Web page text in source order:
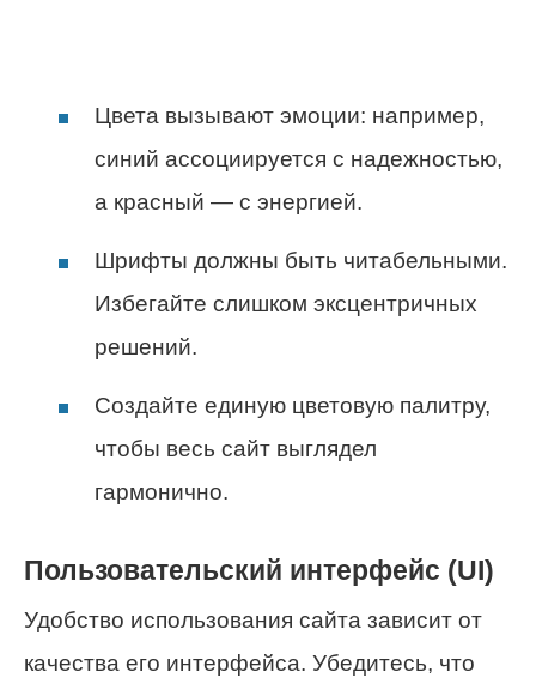
Цвета вызывают эмоции: например,
синий ассоциируется с надежностью,
а красный — с энергией.
Шрифты должны быть читабельными.
Избегайте слишком эксцентричных
решений.
Создайте единую цветовую палитру,
чтобы весь сайт выглядел
гармонично.
Пользовательский интерфейс (UI)
Удобство использования сайта зависит от
качества его интерфейса. Убедитесь, что